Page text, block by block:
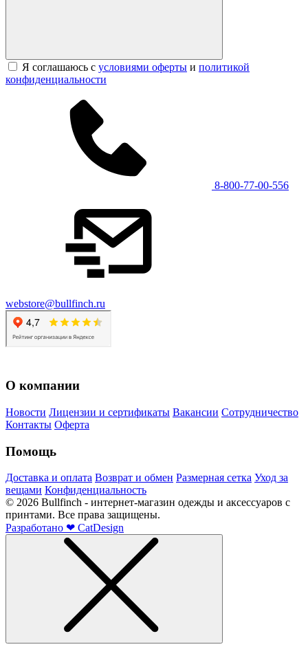
Я соглашаюсь с условиями оферты и политикой
конфиденциальности
8-800-77-00-556
webstore@bullfinch.ru
О компании
Новости Лицензии и сертификаты Вакансии Сотрудничество
Контакты Оферта
Помощь
Доставка и оплата Возврат и обмен Размерная сетка Уход за
вещами Конфиденциальность
© 2026 Bullfinch - интернет-магазин одежды и аксессуаров с
принтами. Все права защищены.
Разработано ❤ CatDesign